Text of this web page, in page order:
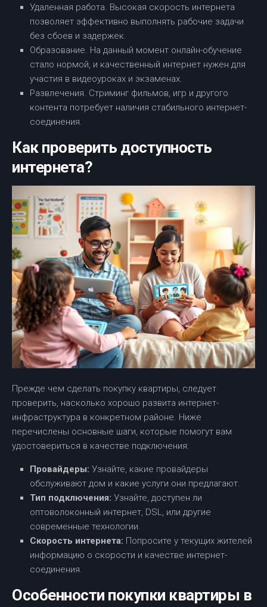
Удаленная работа. Высокая скорость интернета
позволяет эффективно выполнять рабочие задачи
без сбоев и задержек.
Образование. На данный момент онлайн-обучение
стало нормой, и качественный интернет нужен для
участия в видеоуроках и экзаменах.
Развлечения. Стриминг фильмов, игр и другого
контента потребует наличия стабильного интернет-
соединения.
Как проверить доступность
интернета?
Прежде чем сделать покупку квартиры, следует
проверить, насколько хорошо развита интернет-
инфраструктура в конкретном районе. Ниже
перечислены основные шаги, которые помогут вам
удостовериться в качестве подключения:
Провайдеры: Узнайте, какие провайдеры
обслуживают дом и какие услуги они предлагают.
Тип подключения: Узнайте, доступен ли
оптоволоконный интернет, DSL, или другие
современные технологии.
Скорость интернета: Попросите у текущих жителей
информацию о скорости и качестве интернет-
соединения.
Особенности покупки квартиры в